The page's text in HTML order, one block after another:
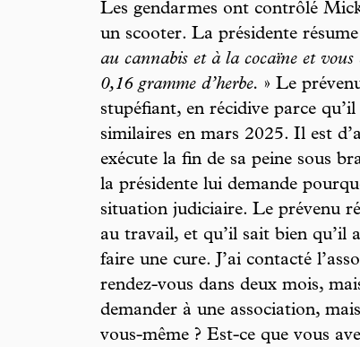
Les gendarmes ont contrôlé
un scooter. La présidente résume
au cannabis et à la cocaïne et
0,16 gramme d’herbe. » Le
stupéfiant, en récidive parce
similaires en mars 2025. Il est
exécute la fin de sa peine sous
la présidente lui demande
situation judiciaire. Le prévenu
au travail, et qu’il sait bien qu’il
faire une cure. J’ai contacté
rendez-vous dans deux mois,
demander à une association,
vous-même ? Est-ce que vous